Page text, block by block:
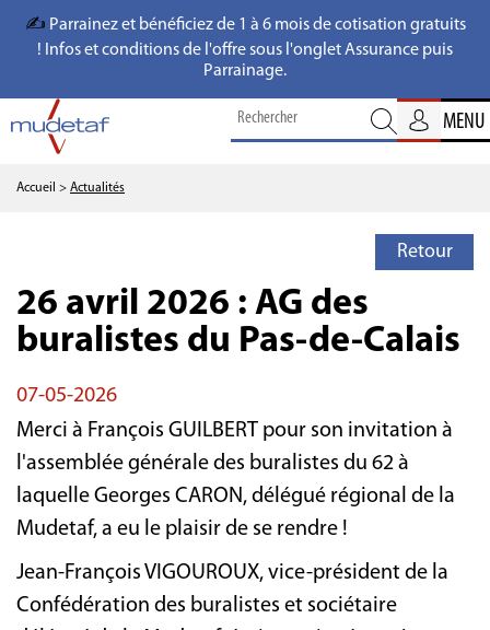
✍️ Parrainez et bénéficiez de 1 à 6 mois de cotisation gratuits
! Infos et conditions de l'offre sous l'onglet Assurance puis
Parrainage.
MENU
Accueil > Actualités
Retour
26 avril 2026 : AG des
buralistes du Pas-de-Calais
07-05-2026
Merci à François GUILBERT pour son invitation à
l'assemblée générale des buralistes du 62 à
laquelle Georges CARON, délégué régional de la
Mudetaf, a eu le plaisir de se rendre !
Jean-François VIGOUROUX, vice-président de la
Confédération des buralistes et sociétaire